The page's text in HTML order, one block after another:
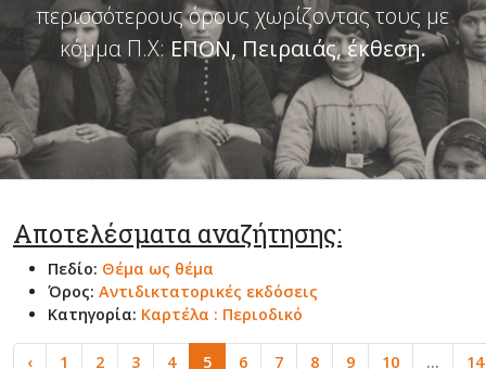
περισσότερους όρους χωρίζοντας τους με
κόμμα Π.Χ: ΕΠΟΝ, Πειραιάς, έκθεση.
Αποτελέσματα αναζήτησης:
Πεδίο: Θέμα ως θέμα
Όρος: Αντιδικτατορικές εκδόσεις
Κατηγορία: Καρτέλα : Περιοδικό
‹ 1 2 3 4 5 6 7 8 9 10 ... 14